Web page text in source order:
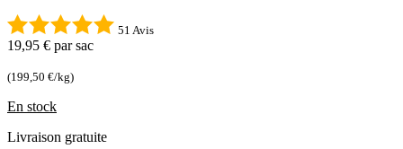
51 Avis
19,95 € par sac
(199,50 €/kg)
En stock
Livraison gratuite